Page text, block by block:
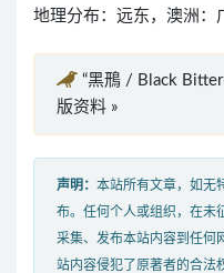
地理分布：远东，澳洲：
“黑鳽 / Black
版资料 »
声明： 本站所有文章，如无
布。任何个人或组织，在未
采集、发布本站内容到任何
站内容侵犯了原著者的合法